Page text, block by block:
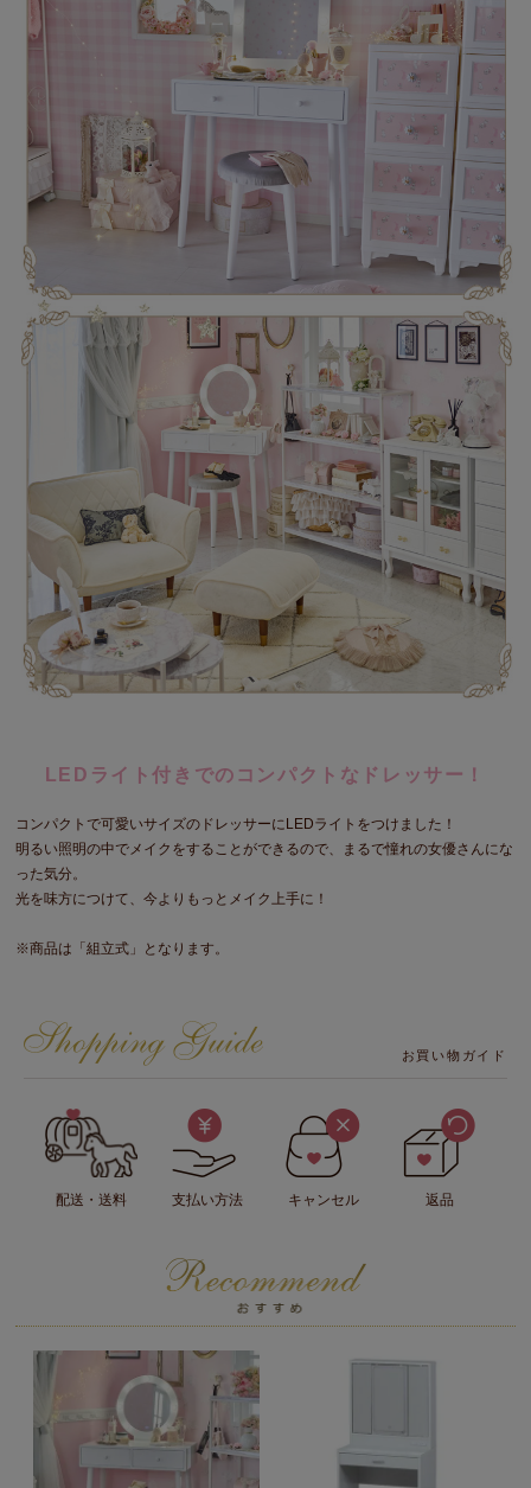
LEDライト付きでのコンパクトなドレッサー！
コンパクトで可愛いサイズのドレッサーにLEDライトをつけました！
明るい照明の中でメイクをすることができるので、まるで憧れの女優さんにな
った気分。
光を味方につけて、今よりもっとメイク上手に！
※商品は「組立式」となります。
お買い物ガイド
配送・送料 支払い方法 キャンセル 返品